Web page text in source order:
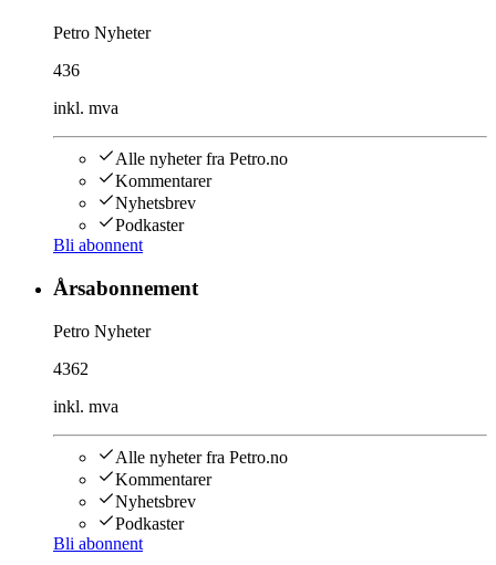
Petro Nyheter
436
inkl. mva
Alle nyheter fra Petro.no
Kommentarer
Nyhetsbrev
Podkaster
Bli abonnent
Årsabonnement
Petro Nyheter
4362
inkl. mva
Alle nyheter fra Petro.no
Kommentarer
Nyhetsbrev
Podkaster
Bli abonnent